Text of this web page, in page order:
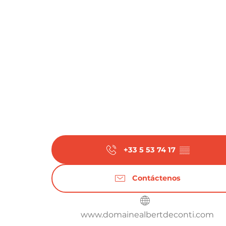
+33 5 53 74 17 ▒▒
Contáctenos
www.domainealbertdeconti.com